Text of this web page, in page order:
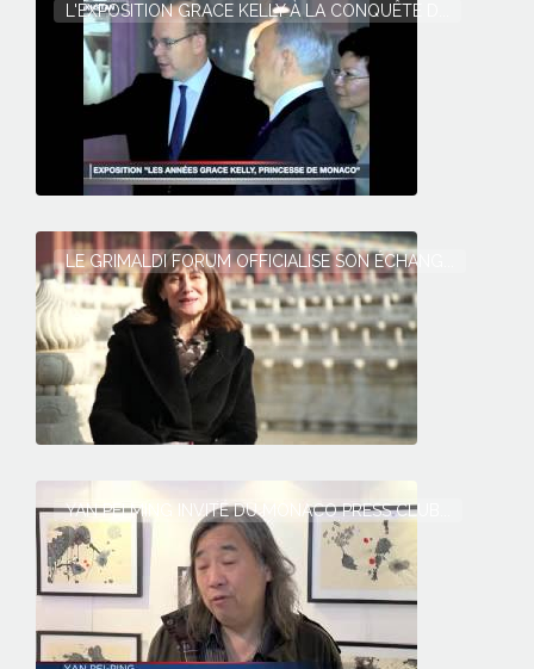
L'EXPOSITION GRACE KELLY À LA CONQUÊTE D...
LE GRIMALDI FORUM OFFICIALISE SON ÉCHANG...
YAN PEI MING INVITÉ DU MONACO PRESS CLUB...